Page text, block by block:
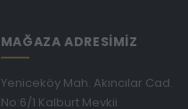
MAĞAZA ADRESİMİZ
Yeniceköy Mah. Akıncılar Cad.
No:6/1 Kalburt Mevkii